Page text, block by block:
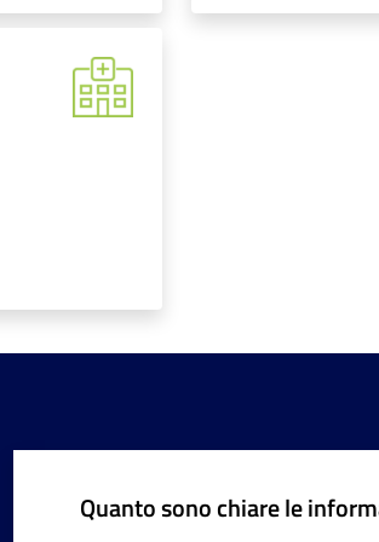
Quanto sono chiare le